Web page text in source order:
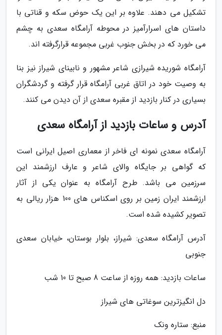
تشکیل می دهند. علاوه بر این یک حوض سکه و قناتی با
داستان های اسرارآمیز در محوطه آرامگاه سعدی به چشم
می خورد که در بخش جنوب غربی مجموعه قرارگرفته اند.
آرامگاه شوریده شیرازی شاعر مشهور و نابینای شیراز نیز بنا
به وصیت خود در اتاق غربی آرامگاه قرار گرفته و گردشگران
بسیاری در کنار بازدید از مقبره سعدی از آن دیدن می کنند.
آدرس و ساعات بازدید از آرامگاه سعدی
آرامگاه سعدی نمونه ای فاخر از معماری اصیل ایرانی است
که گواهی بر جایگاه والای شاعر و عارف ارزشمند این
سرزمین می باشد. طرح آرامگاه به عنوان یکی از آثار
ارزشمند ایران زمین بر روی اسکناس های 100 هزار ریالی به
تصویر کشیده شده است.
آدرس آرامگاه سعدی: شیراز، بلوار بوستان، خیابان سعدی
جنوبی
ساعات بازدید: همه روزه از ساعت 8 صبح تا 10 شب
دل انگیزترین سوغاتی های شیراز
منبع: ستاره ونک